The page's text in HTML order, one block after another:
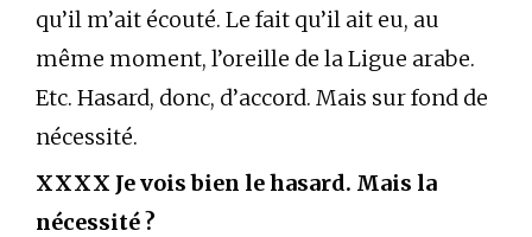
qu’il m’ait écouté. Le fait qu’il ait eu, au
même moment, l’oreille de la Ligue arabe.
Etc. Hasard, donc, d’accord. Mais sur fond de
nécessité.
XXXX Je vois bien le hasard. Mais la
nécessité ?